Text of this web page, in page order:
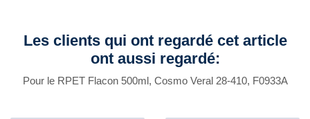
Les clients qui ont regardé cet article
ont aussi regardé:
Pour le RPET Flacon 500ml, Cosmo Veral 28-410, F0933A